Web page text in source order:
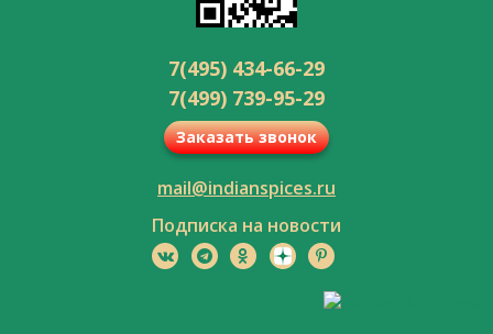
7(495) 434-66-29
7(499) 739-95-29
Заказать звонок
mail@indianspices.ru
Подписка на новости